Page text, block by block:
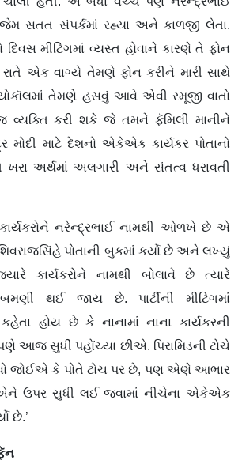
જેમ સતત સંપર્કમાં રહ્યા અને કાળજી લેતા.
મીટિંગમાં વ્યસ્ત હોવાને કારણે તે ફોન
રાતે એક વાગ્યે તેમણે ફોન કરીને મારી સાથે
તેમણે હસવું આવે એવી રમૂજી વાતો
કરી શકે જે તમને ફૅમિલી માનીને
મોદી માટે દેશનો એકેએક કાર્યકર પોતાનો
ખરા અર્થમાં અલગારી અને સંતત્વ ધરાવતી
કાર્યકરોને નરેન્દ્રભાઈ નામથી ઓળખે છે એ
પોતાની બુકમાં કર્યો છે અને લખ્યું
કાર્યકરોને નામથી બોલાવે છે ત્યારે
બમણી થઈ જાય છે. પાર્ટીની મીટિંગમાં
હોય છે કે નાનામાં નાના કાર્યકરની
સુધી પહોંચ્યા છીએ. પિરામિડની ટોચે
જોઈએ કે પોતે ટોચ પર છે, પણ એણે આભાર
ઉપર સુધી લઈ જવામાં નીચેના એકેએક
છે.’